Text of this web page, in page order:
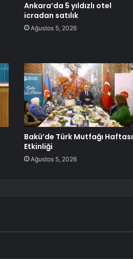
Ankara’da 5 yıldızlı otel
icradan satılık
Ağustos 5, 2026
Bakü’de Türk Mutfağı Haftası
Etkinliği
Ağustos 5, 2026